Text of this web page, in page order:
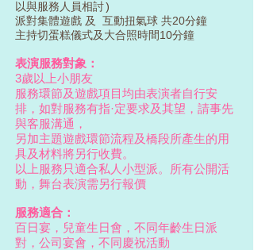
以與服務人員相討)
派對集體遊戲 及 互動扭氣球 共20分鐘
主持切蛋糕儀式及大合照時間10分鐘
表演服務對象：
​3歲以上小朋友
服務環節及遊戲項目均由表演者自行安
排，如對服務有指·定要求及其望，請事先
與客服溝通，
​另加主題遊戲環節流程及橋段所產生的用
具及材料將另行收費。
以上服務只適合私人小型派。所有公開活
動，舞台表演需另行報價
服務適合：
百日宴，兒童生日會，不同年齡生日派
對，公司宴會，不同慶祝活動